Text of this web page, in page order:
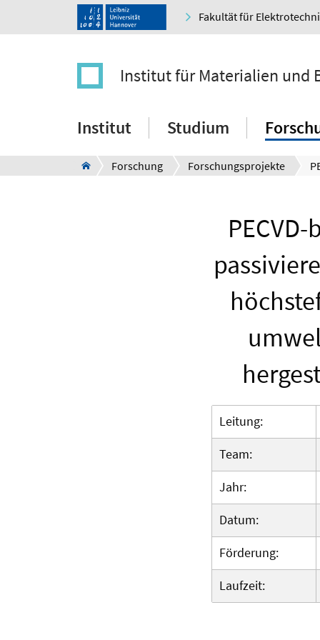
Fakultät für
Institut für Materialien und
Institut Studium
Forschung Forschungsprojekte
Leitung:
Team:
Jahr:
Datum:
Förderung:
Laufzeit: